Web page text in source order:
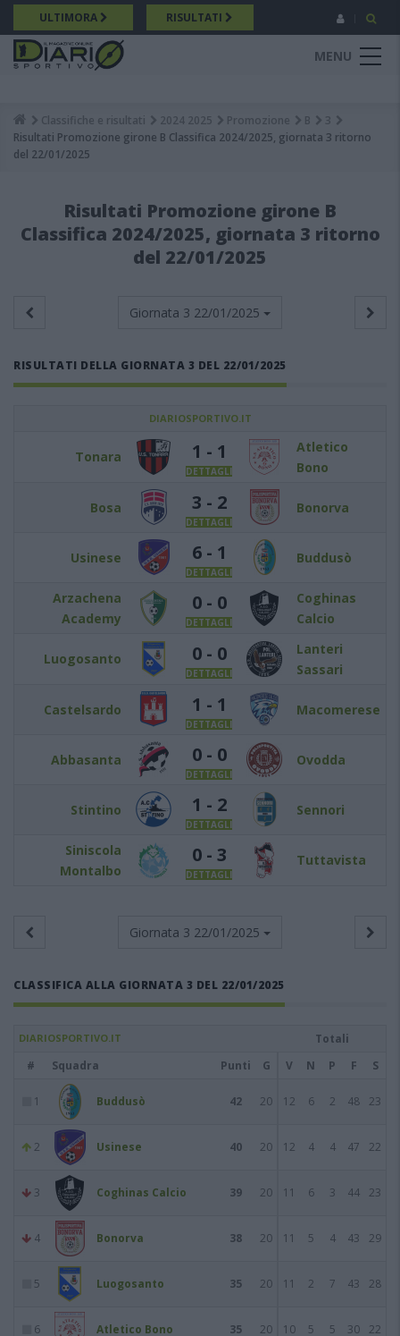
Salta
al
contenuto
principale
ULTIMORA RISULTATI
MENU
Breadcrumb
Classifiche e risultati 2024 2025 Promozione B
3
Risultati Promozione girone B Classifica 2024/2025, giornata 3 ritorno
del 22/01/2025
Risultati Promozione girone B
Classifica 2024/2025, giornata 3 ritorno
del 22/01/2025
Giornata 3 22/01/2025
RISULTATI DELLA GIORNATA 3 DEL 22/01/2025
DIARIOSPORTIVO.IT
Tonara 1 - 1
DETTAGLI
Atletico
Bono
Bosa 3 - 2
DETTAGLI
Bonorva
Usinese 6 - 1
DETTAGLI
Buddusò
Arzachena
Academy
0 - 0
DETTAGLI
Coghinas
Calcio
Luogosanto 0 - 0
DETTAGLI
Lanteri
Sassari
Castelsardo 1 - 1
DETTAGLI
Macomerese
Abbasanta 0 - 0
DETTAGLI
Ovodda
Stintino 1 - 2
DETTAGLI
Sennori
Siniscola
Montalbo
0 - 3
DETTAGLI
Tuttavista
Giornata 3 22/01/2025
CLASSIFICA ALLA GIORNATA 3 DEL 22/01/2025
DIARIOSPORTIVO.IT
Totali
#
Squadra Punti G V N P F S
1 Buddusò 42 20 12 6 2 48 23
2 Usinese 40 20 12 4 4 47 22
3 Coghinas Calcio 39 20 11 6 3 44 23
4 Bonorva 38 20 11 5 4 43 29
5 Luogosanto 35 20 11 2 7 43 28
6 Atletico Bono 35 20 10 5 5 30 22